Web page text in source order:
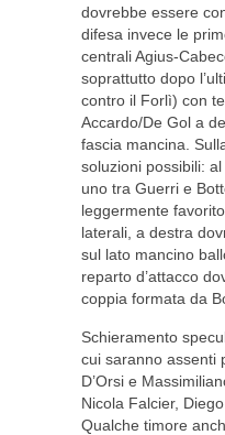
dovrebbe essere
difesa invece le
centrali Agius-
soprattutto dopo
contro il Forlì) con
Accardo/De Gol a
fascia mancina.
soluzioni possibili:
uno tra Guerri e
leggermente
laterali, a destra
sul lato mancino
reparto d’attacco
coppia formata da
Schieramento
cui saranno assenti
D’Orsi e
Nicola Falcier,
Qualche timore